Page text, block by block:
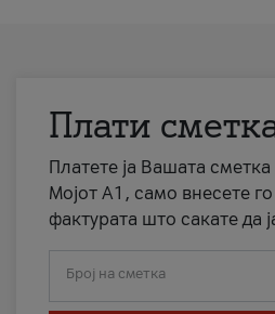
Плати
Платете ја Вашата сметка
Мојот А1, само внесете го
фактурата што сакате да
Број на сметка